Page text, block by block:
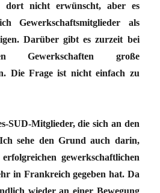
dort nicht erwünscht, aber es
Gewerkschaftsmitglieder als
Darüber gibt es zurzeit bei
Gewerkschaften große
Die Frage ist nicht einfach zu
SUD-Mitglieder, die sich an den
sehe den Grund auch darin,
gewerkschaftlichen
in Frankreich gegeben hat. Da
wieder an einer Bewegung